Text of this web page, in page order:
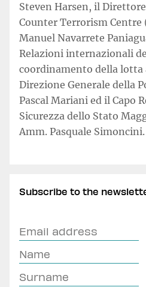
Steven Harsen, il
Counter Terrorism Centre
Manuel Navarrete
Relazioni internazionali
coordinamento della
Direzione Generale della
Pascal Mariani ed il Capo
Sicurezza dello Stato
Amm. Pasquale Simoncini.
Subscribe to the